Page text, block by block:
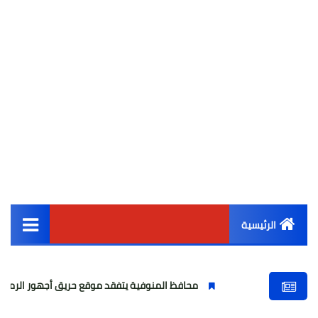
الرئيسية
أخبار مصر
محافظ المنوفية يتفقد موقع حريق أجهور الرمل بقويسنا